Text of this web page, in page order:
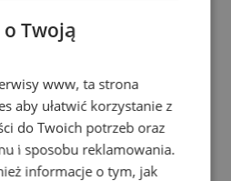
obieg powietrza i
snu.Twoją
www, ta strona
aby ułatwić korzystanie z
do Twoich potrzeb oraz
i sposobu reklamowania.
informacje o tym, jak